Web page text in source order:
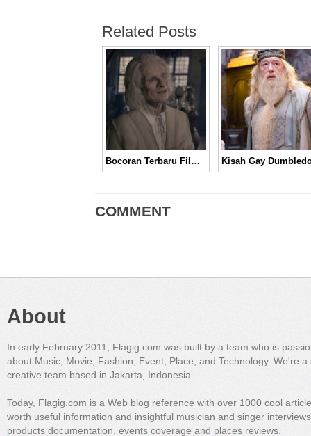
Related Posts
Bocoran Terbaru Film “Fantastic Beasts 2” Ajak Penggemar Kunjungi Rumah Pemilik Batu Bertuah
COMMENT
About
In early February 2011, Flagig.com was built by a team who is
about Music, Movie, Fashion, Event, Place, and Technology. We're a
creative team based in Jakarta, Indonesia.
Today, Flagig.com is a Web blog reference with over 1000 cool
worth useful information and insightful musician and singer
products documentation, events coverage and places reviews.